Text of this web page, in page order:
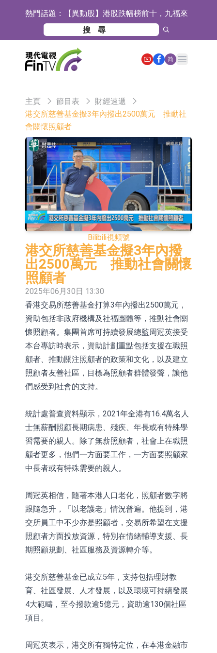
熱門話題： 【異動股】港股跌幅榜前十，九福來
(08611.HK)跌21.43%，天瑞汽車内飾
(06162.HK)跌18.44%
【異動股】港股漲幅榜前十，佳明集
團控股(01271.HK)漲+78.22%，拿森
科技(02261.HK)漲+64.11%
斯迪克：公司為國內摺疊屏核心功能
材料供應商
恒瑞醫藥：公司已在中國獲批上市26
目標客戶的測試認證
上期所：7月份對11個實際控制關系
賬戶組採取限制開倉的監管措施
特發服務：成功中標嗶哩嗶哩上海濱
江總部物業服務項目
亞太股份：公司是零跑汽車和
Stellantis集團的供應商
理工雷科面向邊緣AI場景推出"山
海"系列智算模組 系列產品基於國產
CPU與GPU構建
【異動股】醫療研發外包板塊拉升，
博騰股份(300363.CN)漲20.02%
日韓股市收盤雙雙下跌
依米康：海外交付以東南亞、中東市
場為主 並已取得歐美相關認證
上交所：財通多策略福鑫定期開放靈
活配置混合型發起式證券投資基金臨
時停牌
上交所：景順長城全球半導體芯片產
業股票型證券投資基金臨時停牌
【異動股】港股跌幅榜前十，卡森國
際(00496.HK)跌22.40%，九福來
(08611.HK)跌21.01%
【異動股】港股漲幅榜前十，拿森科
技(02261.HK)漲+75.05%，辰興發展
(02286.HK)漲+64.91%
神火股份：新疆神火鋁水轉化率已
100%
【異動股】焦炭Ⅲ板塊下挫，陝西黑
貓(601015.CN)跌8.38%
浙江證監局對財通證券股份有限公司
採取出具警示函措施
山金國際：港股上市工作正常推進中
简
Open main menu
主頁 節目表
財經速遞
港交所慈善基金擬3年內撥出2500萬元 推動社
會關懷照顧者
Bilibili視頻號
港交所慈善基金擬3年內撥
出2500萬元 推動社會關懷
照顧者
2025年06月30日 13:30
香港交易所慈善基金打算3年內撥出2500萬元，
資助包括非政府機構及社福團體等，推動社會關
懷照顧者。集團首席可持續發展總監周冠英接受
本台專訪時表示，資助計劃重點包括支援在職照
顧者、推動關注照顧者的政策和文化，以及建立
照顧者友善社區，目標為照顧者群體發聲，讓他
們感受到社會的支持。
統計處普查資料顯示，2021年全港有16.4萬名人
士無薪酬照顧長期病患、殘疾、年長或有特殊學
習需要的親人。除了無薪照顧者，社會上在職照
顧者更多，他們一方面要工作，一方面要照顧家
中長者或有特殊需要的親人。
周冠英相信，隨著本港人口老化，照顧者數字將
跟隨急升，「以老護老」情況普遍。他提到，港
交所員工中不少亦是照顧者，交易所希望在支援
照顧者方面投放資源，特別在情緒輔導支援、長
期照顧規劃、社區服務及資源轉介等。
港交所慈善基金已成立5年，支持包括理財教
育、社區發展、人才發展，以及環境可持續發展
4大範疇，至今撥款逾5億元，資助逾130個社區
項目。
周冠英表示，港交所有獨特定位，在本港金融市